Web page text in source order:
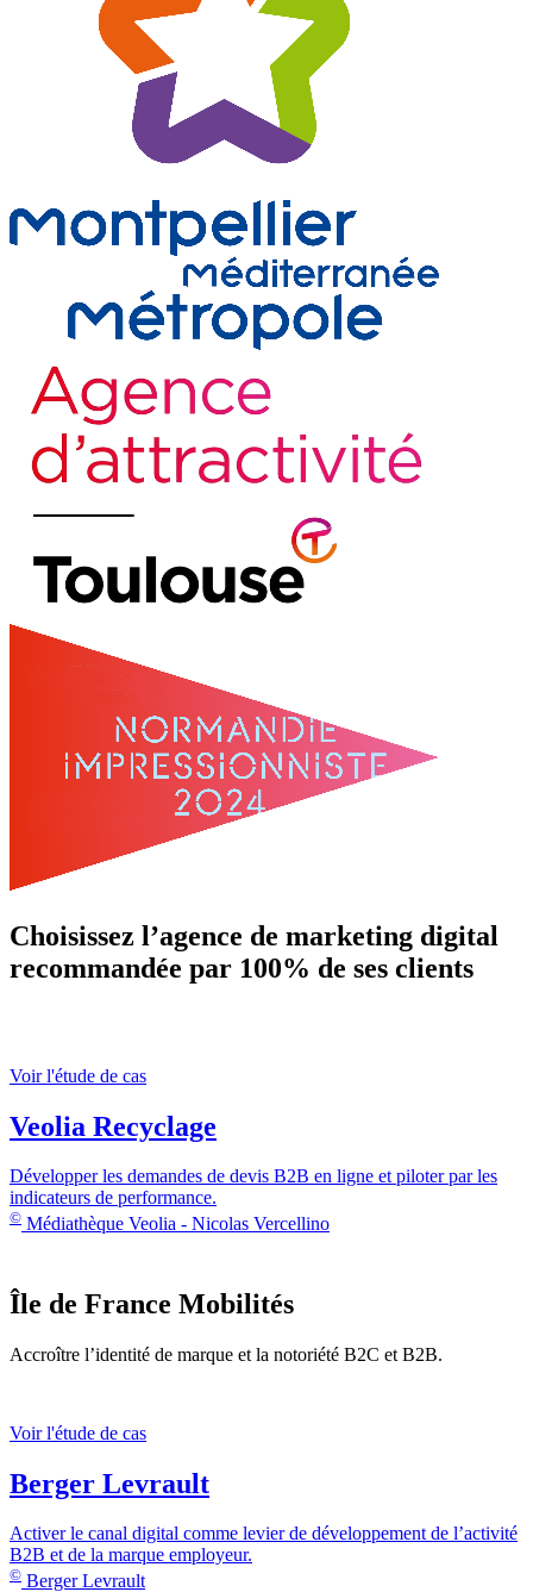
Choisissez l’agence de marketing digital
recommandée par 100% de ses clients
Voir l'étude de cas
Veolia Recyclage
Développer les demandes de devis B2B en ligne et piloter par les
indicateurs de performance.
© Médiathèque Veolia - Nicolas Vercellino
Île de France Mobilités
Accroître l’identité de marque et la notoriété B2C et B2B.
Voir l'étude de cas
Berger Levrault
Activer le canal digital comme levier de développement de l’activité
B2B et de la marque employeur.
© Berger Levrault